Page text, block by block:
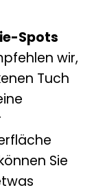
Spots
wir,
Tuch
Sie